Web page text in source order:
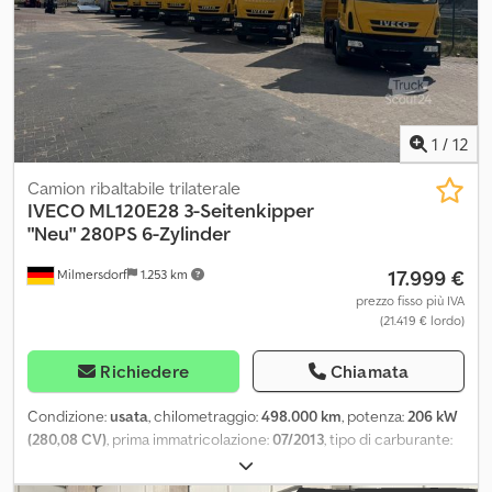
specchietti esterni elettrici. - Possibilità di finanziamento e
permuta - Consegna previo accordo - 19% IVA detraibile Dcedpfx
Ahjynxcxs Iek
1 / 12
Milmersdorf 1.253 km
Camion ribaltabile trilaterale
IVECO ML120E28 3-Seitenkipper
"Neu" 280PS 6-Zylinder
17.999 €
prezzo fisso più IVA
(21.419 € lordo)
Richiedere Chiamata
Condizione:usata, chilometraggio:498.000 km, potenza: 206 kW
(280,08 CV) , prima immatricolazione:07/2013 , tipo di carburante:
11.999 kg
assi, freni:ritardatore, tipo di ingranaggio:meccanico, classe di